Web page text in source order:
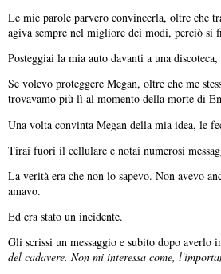
Le mie parole parvero convincerla, oltre che
agiva sempre nel migliore dei modi, perciò si
Posteggiai la mia auto davanti a una
Se volevo proteggere Megan, oltre che me
trovavamo più lì al momento della morte di
Una volta convinta Megan della mia idea, le
Tirai fuori il cellulare e notai numerosi
La verità era che non lo sapevo. Non avevo
amavo.
Ed era stato un incidente.
Gli scrissi un messaggio e subito dopo
del cadavere. Non mi interessa come,